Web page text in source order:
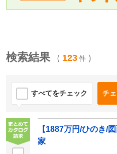
検索結果 （ 123件 ）
すべてをチェック チ
【1887万円/ひのき/
家